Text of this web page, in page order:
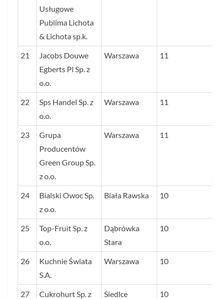
Usługowe
Publima Lichota
& Lichota sp.k.
21
Jacobs Douwe
Egberts Pl Sp. z
o.o.
Warszawa 11
22
Sps Handel Sp. z
o.o.
Warszawa 11
23
Grupa
Producentów
Green Group Sp.
z o.o.
Warszawa 11
24
Bialski Owoc Sp.
z o.o.
Biała Rawska 10
25
Top-Fruit Sp. z
o.o.
Dąbrówka
Stara
10
26
Kuchnie Świata
S.A.
Warszawa 10
27
Cukrohurt Sp. z
Siedlce 10